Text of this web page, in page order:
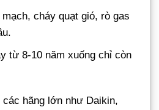
mạch, cháy quạt gió, rò gas
từ 8-10 năm xuống chỉ còn
hãng lớn như Daikin,